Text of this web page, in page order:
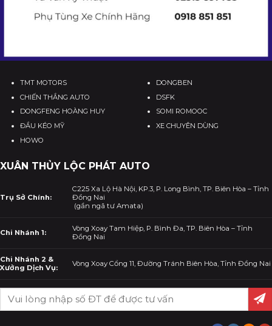
TMT MOTORS
CHIẾN THẮNG AUTO
DONGFENG HOÀNG HUY
ĐẦU KÉO MỸ
HOWO
DONGBEN
DSFK
SOMI ROMOOC
XE CHUYÊN DÙNG
XUÂN THỦY LỘC PHÁT AUTO
Trụ Sở Chính:
C225 Xa Lộ Hà Nội, KP.3, P. Long Bình, TP. Biên Hòa – Tỉnh
Đồng Nai
(gần ngã tư Amata)
Chi Nhánh 1:
Vòng Xoay Tam Hiệp, P. Bình Đa, TP. Biên Hòa – Tỉnh
Đồng Nai
Chi Nhánh 2 &
Xưởng Dịch Vụ:
Vòng Xoay Cổng 11, Đường Tránh Biên Hòa, Tỉnh Đồng Nai